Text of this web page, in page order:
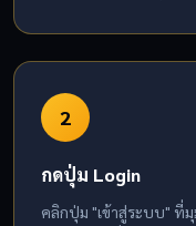
2
กดปุ่ม Login
คลิกปุ่ม "เข้าสู่ระบบ" ที่